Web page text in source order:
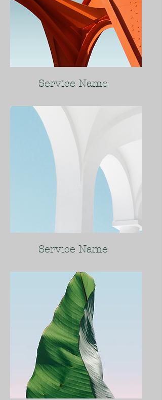
Service Name
Service Name